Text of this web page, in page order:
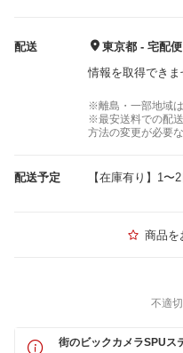
配送
東京都 - 宅配便
情報を取得でき
※離島・一部地域
※最安送料での配
方法の変更が必要
配送予定 【在庫有り】1〜
商品を
不適
街のビックカメラSPUス